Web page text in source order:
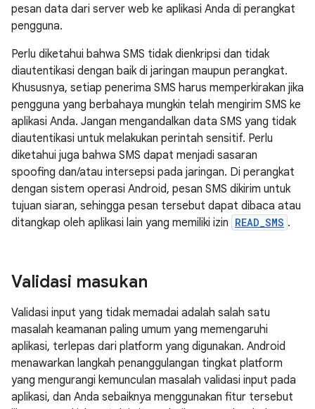
pesan data dari server web ke aplikasi Anda di perangkat
pengguna.
Perlu diketahui bahwa SMS tidak dienkripsi dan tidak
diautentikasi dengan baik di jaringan maupun perangkat.
Khususnya, setiap penerima SMS harus memperkirakan jika
pengguna yang berbahaya mungkin telah mengirim SMS ke
aplikasi Anda. Jangan mengandalkan data SMS yang tidak
diautentikasi untuk melakukan perintah sensitif. Perlu
diketahui juga bahwa SMS dapat menjadi sasaran
spoofing dan/atau intersepsi pada jaringan. Di perangkat
dengan sistem operasi Android, pesan SMS dikirim untuk
tujuan siaran, sehingga pesan tersebut dapat dibaca atau
ditangkap oleh aplikasi lain yang memiliki izin READ_SMS .
Validasi masukan
Validasi input yang tidak memadai adalah salah satu
masalah keamanan paling umum yang memengaruhi
aplikasi, terlepas dari platform yang digunakan. Android
menawarkan langkah penanggulangan tingkat platform
yang mengurangi kemunculan masalah validasi input pada
aplikasi, dan Anda sebaiknya menggunakan fitur tersebut